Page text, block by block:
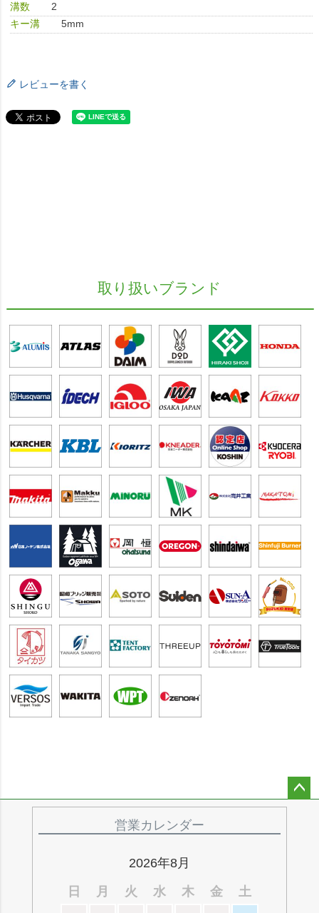
溝数
2
キー溝
5mm
レビューを書く
取り扱いブランド
営業カレンダー
2026年8月
日
月 火 水 木 金 土